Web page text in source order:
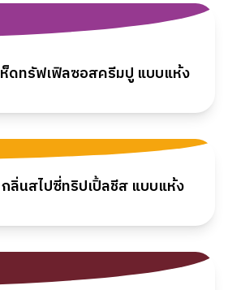
ดทรัฟเฟิลซอสครีมปู แบบแห้ง
ลิ่นสไปซี่ทริปเปิ้ลชีส แบบแห้ง